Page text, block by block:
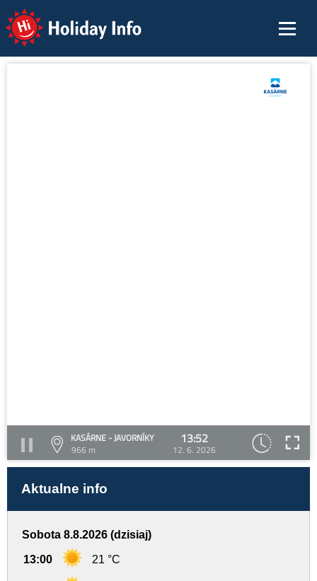
Holiday Info
KASÁRNE - JAVORNÍKY
966 m
13:52
12. 6. 2026
Aktualne info
Sobota 8.8.2026 (dzisiaj)
13:00 21 °C